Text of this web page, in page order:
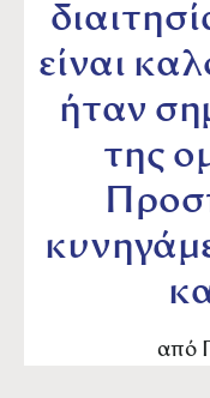
είναι
ήταν
της
από